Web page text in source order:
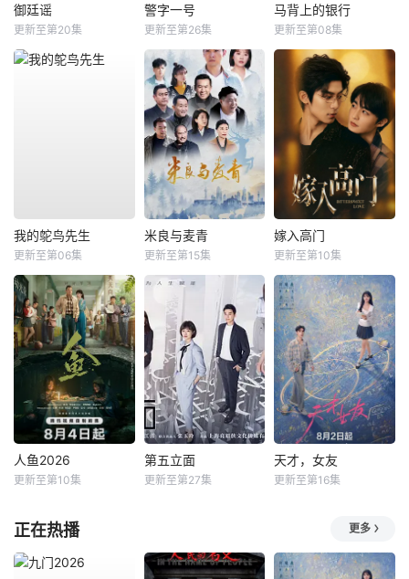
御廷谣
更新至第20集
警字一号
更新至第26集
马背上的银行
更新至第08集
我的鸵鸟先生
更新至第06集
米良与麦青
更新至第15集
嫁入高门
更新至第10集
人鱼2026
更新至第10集
第五立面
更新至第27集
天才，女友
更新至第16集
正在热播 更多